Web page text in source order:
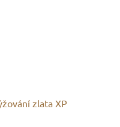
zlata XP